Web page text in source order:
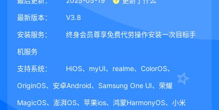
最新版本： V3.8
安装服务： 终身会员尊享免费代劳操作安装一次目标手
机服务
支持系统： HiOS、myUI、realme、ColorOS、
OriginOS、安卓Android、Samsung One UI、荣耀
MagicOS、澎湃OS、苹果ios、鸿蒙HarmonyOS、小米